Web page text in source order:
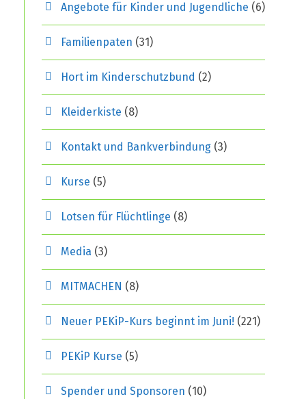
Angebote für Kinder und Jugendliche (6)
Familienpaten (31)
Hort im Kinderschutzbund (2)
Kleiderkiste (8)
Kontakt und Bankverbindung (3)
Kurse (5)
Lotsen für Flüchtlinge (8)
Media (3)
MITMACHEN (8)
Neuer PEKiP-Kurs beginnt im Juni! (221)
PEKiP Kurse (5)
Spender und Sponsoren (10)